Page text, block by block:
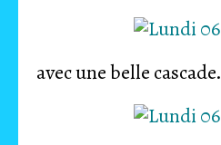
avec une belle cascade.